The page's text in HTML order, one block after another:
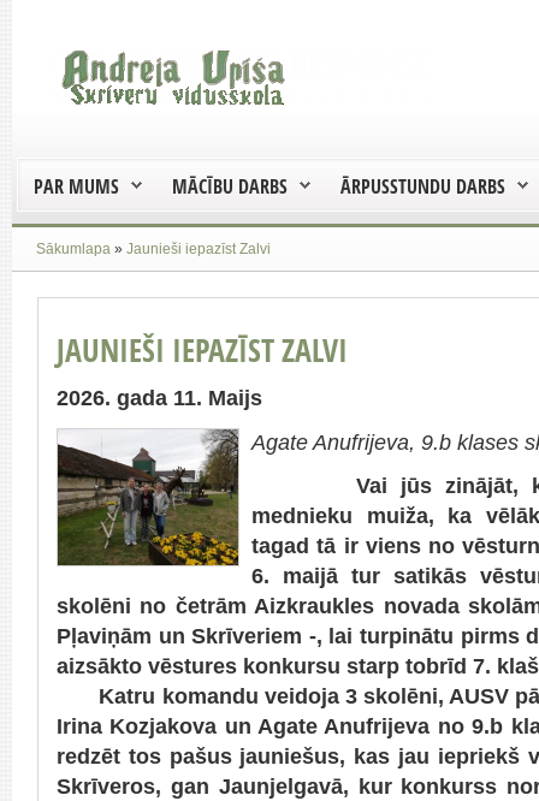
PAR MUMS MĀCĪBU DARBS ĀRPUSSTUNDU DARBS
Sākumlapa » Jaunieši iepazīst Zalvi
JAUNIEŠI IEPAZĪST ZALVI
2026. gada 11. Maijs
Agate Anufrijeva, 9.b klases
Vai jūs zinājāt,
mednieku muiža, ka
tagad tā ir viens no
6. maijā tur satikās
skolēni no četrām Aizkraukles novada
Pļaviņām un Skrīveriem -, lai turpinātu pirms
aizsākto vēstures konkursu starp tobrīd 7.
Katru komandu veidoja 3 skolēni, AUSV
Irina Kozjakova un Agate Anufrijeva no 9.b
redzēt tos pašus jauniešus, kas jau iepriekš
Skrīveros, gan Jaunjelgavā, kur konkurss